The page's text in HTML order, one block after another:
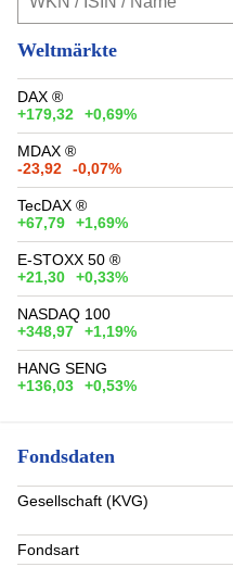
Weltmärkte
DAX ®
+179,32
+0,69%
MDAX ®
-23,92
-0,07%
TecDAX ®
+67,79
+1,69%
E-STOXX 50 ®
+21,30
+0,33%
NASDAQ 100
+348,97
+1,19%
HANG SENG
+136,03
+0,53%
Fondsdaten
Gesellschaft (KVG)
Fondsart